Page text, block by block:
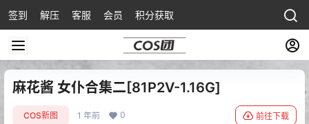
签到 解压 客服 会员 积分获取
麻花酱 女仆合集二[81P2V-1.16G]
COS新图 1 年前 0 前往下载